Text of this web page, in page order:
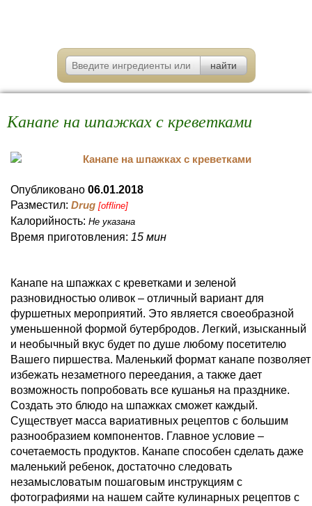
Канапе на шпажках с креветками
Опубликовано 06.01.2018
Разместил: Drug [offline]
Калорийность: Не указана
Время приготовления: 15 мин
Канапе на шпажках с креветками и зеленой
разновидностью оливок – отличный вариант для
фуршетных мероприятий. Это является своеобразной
уменьшенной формой бутербродов. Легкий, изысканный
и необычный вкус будет по душе любому посетителю
Вашего пиршества. Маленький формат канапе позволяет
избежать незаметного переедания, а также дает
возможность попробовать все кушанья на празднике.
Создать это блюдо на шпажках сможет каждый.
Существует масса вариативных рецептов с большим
разнообразием компонентов. Главное условие –
сочетаемость продуктов. Канапе способен сделать даже
маленький ребенок, достаточно следовать
незамысловатым пошаговым инструкциям с
фотографиями на нашем сайте кулинарных рецептов с